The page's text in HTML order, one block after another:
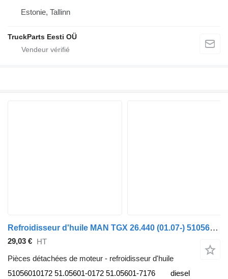
Estonie, Tallinn
TruckParts Eesti OÜ
Refroidisseur d'huile MAN TGX 26.440 (01.07-) 51056010172 pour tracteur routier MAN TGL, TGM, TGS, TGX (2005-2021)
29,03 €
HT
Pièces détachées de moteur - refroidisseur d'huile
51056010172 51.05601-0172 51.05601-7176
diesel